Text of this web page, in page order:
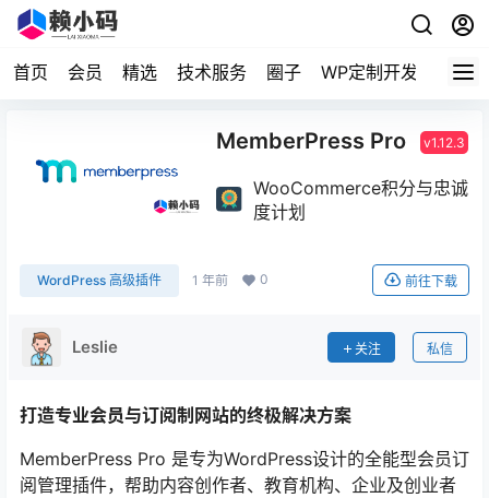
首页 会员 精选 技术服务 圈子 WP定制开发
MemberPress Pro v1.12.3
WooCommerce积分与忠诚
度计划
WordPress 高级插件 1 年前 0 前往下载
Leslie 关注 私信
打造专业会员与订阅制网站的终极解决方案
MemberPress Pro 是专为WordPress设计的全能型会员订
阅管理插件，帮助内容创作者、教育机构、企业及创业者